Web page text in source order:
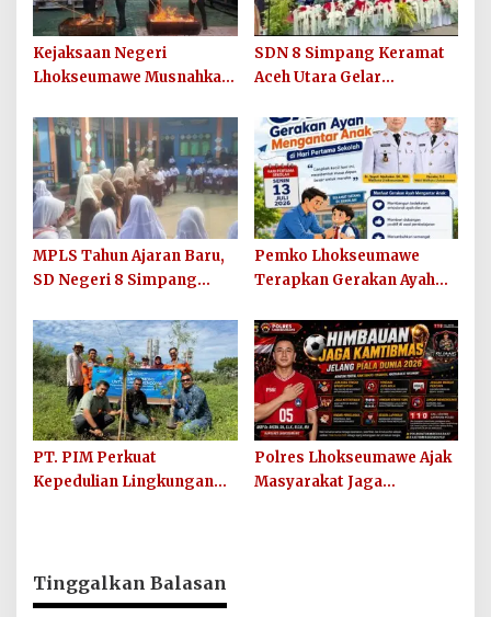
Kejaksaan Negeri
Lhokseumawe Musnahkan
Berkekuatan Hukum Tetap
dan Sosialisasikan Lelang
Barang Rampasan
SDN 8 Simpang Keramat
Aceh Utara Gelar
Tahun Ajaran 2026/2027
MPLS Tahun Ajaran Baru,
SD Negeri 8 Simpang
Sekolah Berkualitas dan
Berkarakter
Pemko Lhokseumawe
Terapkan Gerakan Ayah
Sekolah
PT. PIM Perkuat
Kepedulian Lingkungan
Polres Lhokseumawe Ajak
Masyarakat Jaga
Tinggalkan Balasan